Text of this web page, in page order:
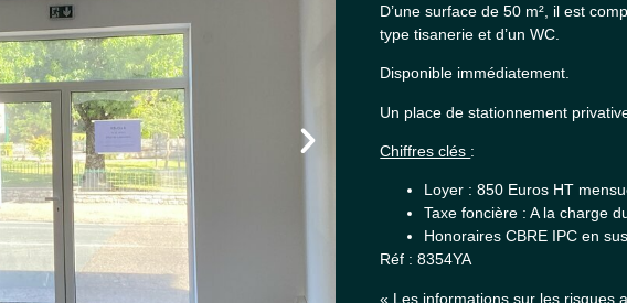
D’une surface de 50 m², il est
type tisanerie et d’un WC.
Disponible immédiatement.
Un place de stationnement
Chiffres clés :
Loyer : 850 Euros HT
Taxe foncière : A la charge
Honoraires CBRE IPC en
Réf : 8354YA
« Les informations sur les risques